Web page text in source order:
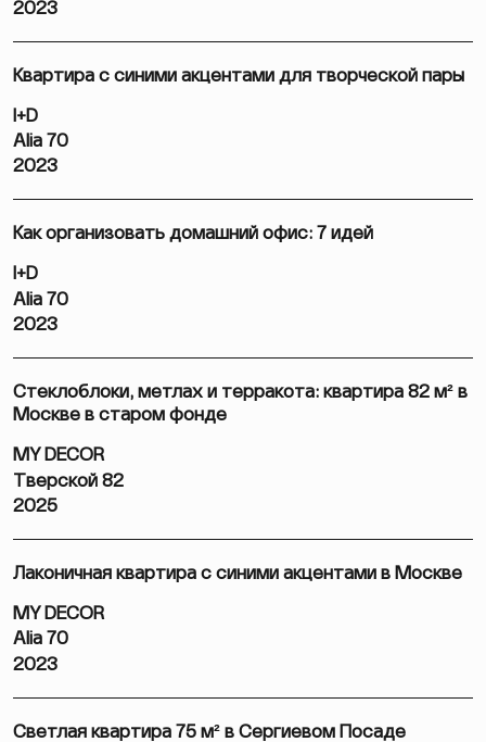
2023
Квартира с синими акцентами для творческой пары
I+D
Alia 70
2023
Как организовать домашний офис: 7 идей
I+D
Alia 70
2023
Стеклоблоки, метлах и терракота: квартира 82 м² в
Москве в старом фонде
MY DECOR
Тверской 82
2025
Лаконичная квартира с синими акцентами в Москве
MY DECOR
Alia 70
2023
Светлая квартира 75 м² в Сергиевом Посаде